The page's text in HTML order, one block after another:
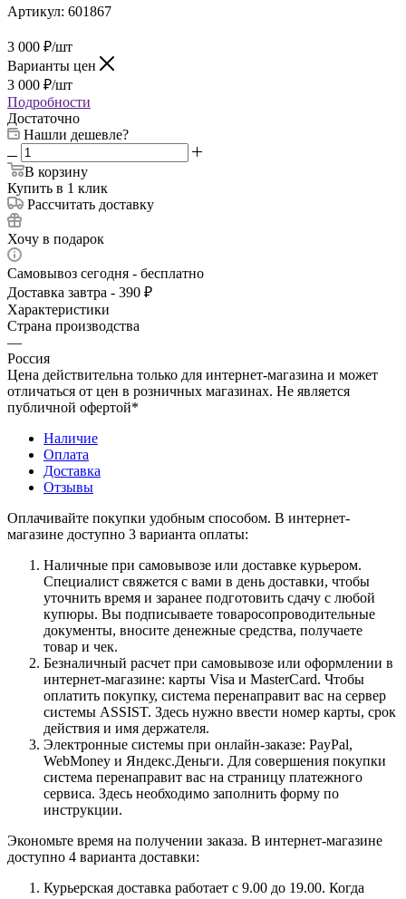
Артикул: 601867
3 000 ₽/шт
Варианты цен
3 000 ₽/шт
Подробности
Достаточно
Нашли дешевле?
В корзину
Купить в 1 клик
Рассчитать доставку
Хочу в подарок
Самовывоз сегодня - бесплатно
Доставка завтра - 390 ₽
Характеристики
Страна производства
—
Россия
Цена действительна только для интернет-магазина и может
отличаться от цен в розничных магазинах. Не является
публичной офертой*
Наличие
Оплата
Доставка
Отзывы
Оплачивайте покупки удобным способом. В интернет-
магазине доступно 3 варианта оплаты:
Наличные при самовывозе или доставке курьером.
Специалист свяжется с вами в день доставки, чтобы
уточнить время и заранее подготовить сдачу с любой
купюры. Вы подписываете товаросопроводительные
документы, вносите денежные средства, получаете
товар и чек.
Безналичный расчет при самовывозе или оформлении в
интернет-магазине: карты Visa и MasterCard. Чтобы
оплатить покупку, система перенаправит вас на сервер
системы ASSIST. Здесь нужно ввести номер карты, срок
действия и имя держателя.
Электронные системы при онлайн-заказе: PayPal,
WebMoney и Яндекс.Деньги. Для совершения покупки
система перенаправит вас на страницу платежного
сервиса. Здесь необходимо заполнить форму по
инструкции.
Экономьте время на получении заказа. В интернет-магазине
доступно 4 варианта доставки:
Курьерская доставка работает с 9.00 до 19.00. Когда